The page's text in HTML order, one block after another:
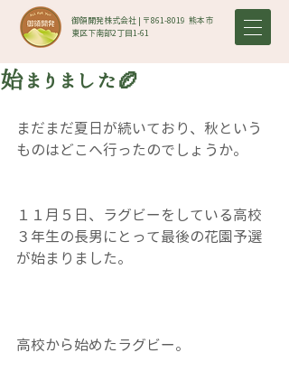
御領開発株式会社 | 〒861-8019​ 熊本市
東区下南部2丁目1-61
始まりました🏉
まだまだ夏日が続いており、秋という
ものはどこへ行ったのでしょうか。
１１月５日、ラグビーをしている高校
３年生の長男にとって最後の花園予選
が始まりました。
高校から始めたラグビー。